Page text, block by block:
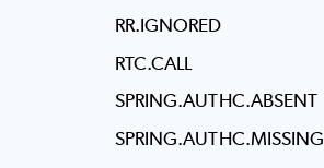
RR.IGNORED
RTC.CALL
SPRING.AUTHC.ABSENT
SPRING.AUTHC.MISSING